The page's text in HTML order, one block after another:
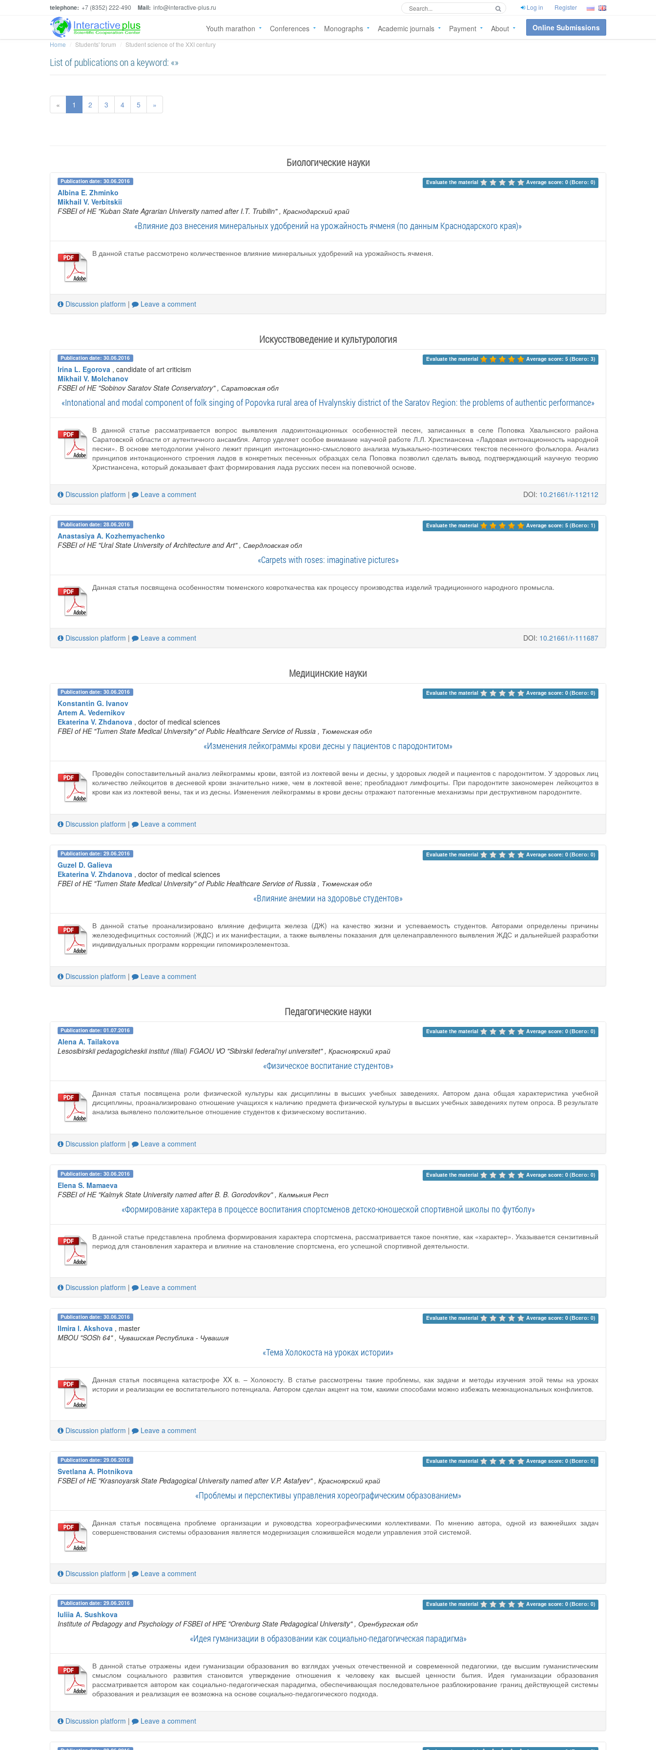
telephone: +7 (8352) 222-490 Mail: info@interactive-plus.ru Log in Register
Youth marathon Conferences Monographs Academic journals Payment About Online Submissions
Home Students' forum Student science of the XXI century
List of publications on a keyword: «»
« 1 2 3 4 5 »
Биологические науки
Publication date: 30.06.2016 Evaluate the material Average score: 0 (Всего: 0)
Albina E. Zhminko
Mikhail V. Verbitskii
FSBEI of HE "Kuban State Agrarian University named after I.T. Trubilin" , Краснодарский край
«Влияние доз внесения минеральных удобрений на урожайность ячменя (по данным Краснодарского края)»
В данной статье рассмотрено количественное влияние минеральных удобрений на урожайность ячменя.
Discussion platform | Leave a comment
Искусствоведение и культурология
Publication date: 30.06.2016 Evaluate the material Average score: 5 (Всего: 3)
Irina L. Egorova , candidate of art criticism
Mikhail V. Molchanov
FSBEI of HE "Sobinov Saratov State Conservatory" , Саратовская обл
«Intonational and modal component of folk singing of Popovka rural area of Hvalynskiy district of the Saratov Region: the problems of authentic performance»
В данной статье рассматривается вопрос выявления ладоинтонационных особенностей песен, записанных в селе Поповка Хвалынского района
Саратовской области от аутентичного ансамбля. Автор уделяет особое внимание научной работе Л.Л. Христиансена «Ладовая интонационность народной
песни». В основе методологии учёного лежит принцип интонационно-смыслового анализа музыкально-поэтических текстов песенного фольклора. Анализ
принципов интонационного строения ладов в конкретных песенных образцах села Поповка позволил сделать вывод, подтверждающий научную теорию
Христиансена, который доказывает факт формирования лада русских песен на попевочной основе.
Discussion platform | Leave a comment DOI: 10.21661/r-112112
Publication date: 28.06.2016 Evaluate the material Average score: 5 (Всего: 1)
Anastasiya A. Kozhemyachenko
FSBEI of HE "Ural State University of Architecture and Art" , Свердловская обл
«Carpets with roses: imaginative pictures»
Данная статья посвящена особенностям тюменского ковроткачества как процессу производства изделий традиционного народного промысла.
Discussion platform | Leave a comment DOI: 10.21661/r-111687
Медицинские науки
Publication date: 30.06.2016 Evaluate the material Average score: 0 (Всего: 0)
Konstantin G. Ivanov
Artem A. Vedernikov
Ekaterina V. Zhdanova , doctor of medical sciences
FBEI of HE "Tumen State Medical University" of Public Healthcare Service of Russia , Тюменская обл
«Изменения лейкограммы крови десны у пациентов с пародонтитом»
Проведён сопоставительный анализ лейкограммы крови, взятой из локтевой вены и десны, у здоровых людей и пациентов с пародонтитом. У здоровых лиц
количество лейкоцитов в десневой крови значительно ниже, чем в локтевой вене; преобладают лимфоциты. При пародонтите закономерен лейкоцитоз в
крови как из локтевой вены, так и из десны. Изменения лейкограммы в крови десны отражают патогенные механизмы при деструктивном пародонтите.
Discussion platform | Leave a comment
Publication date: 29.06.2016 Evaluate the material Average score: 0 (Всего: 0)
Guzel D. Galieva
Ekaterina V. Zhdanova , doctor of medical sciences
FBEI of HE "Tumen State Medical University" of Public Healthcare Service of Russia , Тюменская обл
«Влияние анемии на здоровье студентов»
В данной статье проанализировано влияние дефицита железа (ДЖ) на качество жизни и успеваемость студентов. Авторами определены причины
железодефицитных состояний (ЖДС) и их манифестации, а также выявлены показания для целенаправленного выявления ЖДС и дальнейшей разработки
индивидуальных программ коррекции гипомикроэлементоза.
Discussion platform | Leave a comment
Педагогические науки
Publication date: 01.07.2016 Evaluate the material Average score: 0 (Всего: 0)
Alena A. Tailakova
Lesosibirskii pedagogicheskii institut (filial) FGAOU VO "Sibirskii federal'nyi universitet" , Красноярский край
«Физическое воспитание студентов»
Данная статья посвящена роли физической культуры как дисциплины в высших учебных заведениях. Автором дана общая характеристика учебной
дисциплины, проанализировано отношение учащихся к наличию предмета физической культуры в высших учебных заведениях путем опроса. В результате
анализа выявлено положительное отношение студентов к физическому воспитанию.
Discussion platform | Leave a comment
Publication date: 30.06.2016 Evaluate the material Average score: 0 (Всего: 0)
Elena S. Mamaeva
FSBEI of HE "Kalmyk State University named after B. B. Gorodovikov" , Калмыкия Респ
«Формирование характера в процессе воспитания спортсменов детско-юношеской спортивной школы по футболу»
В данной статье представлена проблема формирования характера спортсмена, рассматривается такое понятие, как «характер». Указывается сензитивный
период для становления характера и влияние на становление спортсмена, его успешной спортивной деятельности.
Discussion platform | Leave a comment
Publication date: 30.06.2016 Evaluate the material Average score: 0 (Всего: 0)
Ilmira I. Akshova , master
MBOU "SOSh 64" , Чувашская Республика - Чувашия
«Тема Холокоста на уроках истории»
Данная статья посвящена катастрофе XX в. – Холокосту. В статье рассмотрены такие проблемы, как задачи и методы изучения этой темы на уроках
истории и реализации ее воспитательного потенциала. Автором сделан акцент на том, какими способами можно избежать межнациональных конфликтов.
Discussion platform | Leave a comment
Publication date: 29.06.2016 Evaluate the material Average score: 0 (Всего: 0)
Svetlana A. Plotnikova
FSBEI of HE "Krasnoyarsk State Pedagogical University named after V.P. Astafyev" , Красноярский край
«Проблемы и перспективы управления хореографическим образованием»
Данная статья посвящена проблеме организации и руководства хореографическими коллективами. По мнению автора, одной из важнейших задач
совершенствования системы образования является модернизация сложившейся модели управления этой системой.
Discussion platform | Leave a comment
Publication date: 29.06.2016 Evaluate the material Average score: 0 (Всего: 0)
Iuliia A. Sushkova
Institute of Pedagogy and Psychology of FSBEI of HPE "Orenburg State Pedagogical University" , Оренбургская обл
«Идея гуманизации в образовании как социально-педагогическая парадигма»
В данной статье отражены идеи гуманизации образования во взглядах ученых отечественной и современной педагогики, где высшим гуманистическим
смыслом социального развития становится утверждение отношения к человеку как высшей ценности бытия. Идея гуманизации образования
рассматривается автором как социально-педагогическая парадигма, обеспечивающая последовательное разблокирование границ действующей системы
образования и реализация ее возможна на основе социально-педагогического подхода.
Discussion platform | Leave a comment